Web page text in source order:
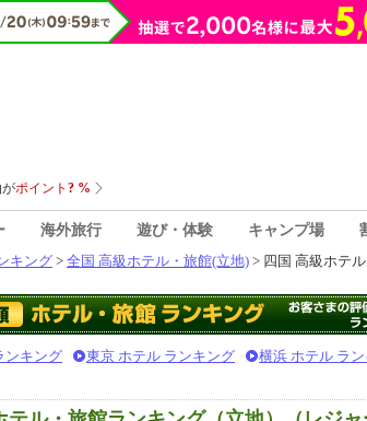
海外旅行 遊び・体験 キャンプ場
キング > 全国 高級ホテル・旅館(立地) > 四国 高級ホテ
ンキング 東京 ホテル ランキング 横浜 ホテル ラ